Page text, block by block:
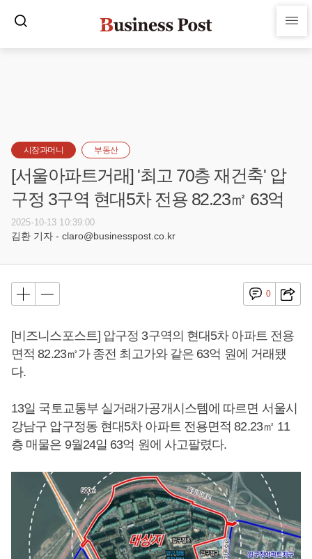
시장과머니 부동산
[서울아파트거래] '최고 70층 재건축' 압
구정 3구역 현대5차 전용 82.23㎡ 63억
2025-10-13 10:39:00
김환 기자 - claro@businesspost.co.kr
0
[비즈니스포스트] 압구정 3구역의 현대5차 아파트 전용
면적 82.23㎡가 종전 최고가와 같은 63억 원에 거래됐
다.
13일 국토교통부 실거래가공개시스템에 따르면 서울시
강남구 압구정동 현대5차 아파트 전용면적 82.23㎡ 11
층 매물은 9월24일 63억 원에 사고팔렸다.